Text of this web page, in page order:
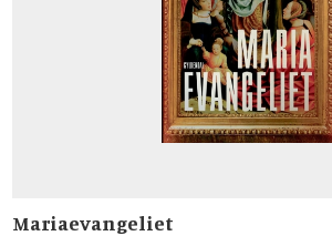
Mariaevangeliet